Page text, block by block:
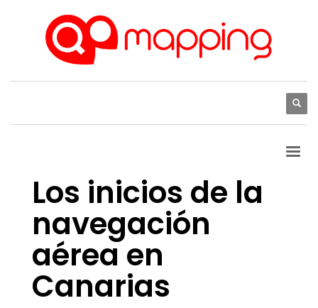
Los inicios de la
navegación
aérea en
Canarias